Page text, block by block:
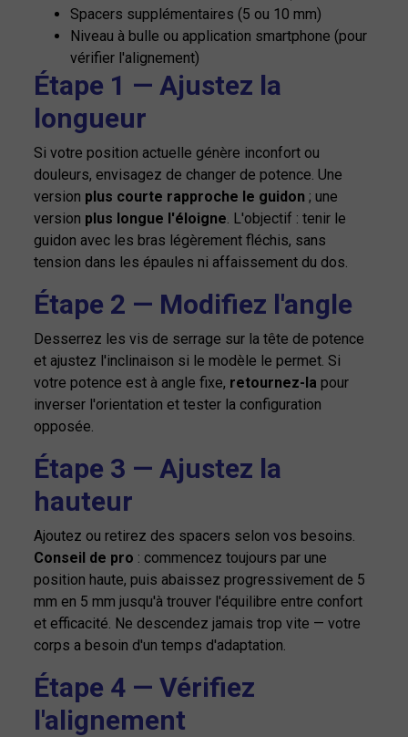
Spacers supplémentaires (5 ou 10 mm)
Niveau à bulle ou application smartphone (pour
vérifier l'alignement)
Étape 1 — Ajustez la
longueur
Si votre position actuelle génère inconfort ou
douleurs, envisagez de changer de potence. Une
version plus courte rapproche le guidon ; une
version plus longue l'éloigne. L'objectif : tenir le
guidon avec les bras légèrement fléchis, sans
tension dans les épaules ni affaissement du dos.
Étape 2 — Modifiez l'angle
Desserrez les vis de serrage sur la tête de potence
et ajustez l'inclinaison si le modèle le permet. Si
votre potence est à angle fixe, retournez-la pour
inverser l'orientation et tester la configuration
opposée.
Étape 3 — Ajustez la
hauteur
Ajoutez ou retirez des spacers selon vos besoins.
Conseil de pro : commencez toujours par une
position haute, puis abaissez progressivement de 5
mm en 5 mm jusqu'à trouver l'équilibre entre confort
et efficacité. Ne descendez jamais trop vite — votre
corps a besoin d'un temps d'adaptation.
Étape 4 — Vérifiez
l'alignement